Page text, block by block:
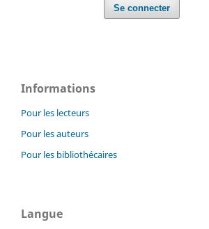
Se connecter
Informations
Pour les lecteurs
Pour les auteurs
Pour les bibliothécaires
Langue